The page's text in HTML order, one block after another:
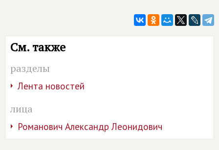
См. также
разделы
Лента новостей
лица
Романович Александр Леонидович